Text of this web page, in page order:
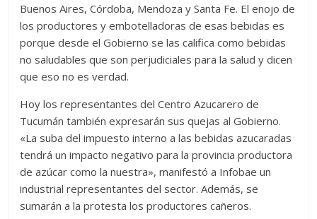
Buenos Aires, Córdoba, Mendoza y Santa Fe. El enojo de
los productores y embotelladoras de esas bebidas es
porque desde el Gobierno se las califica como bebidas
no saludables que son perjudiciales para la salud y dicen
que eso no es verdad.
Hoy los representantes del Centro Azucarero de
Tucumán también expresarán sus quejas al Gobierno.
«La suba del impuesto interno a las bebidas azucaradas
tendrá un impacto negativo para la provincia productora
de azúcar como la nuestra», manifestó a Infobae un
industrial representantes del sector. Además, se
sumarán a la protesta los productores cañeros.